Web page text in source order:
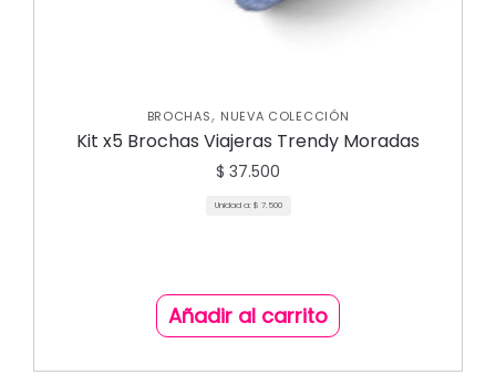
BROCHAS, NUEVA COLECCIÓN
Kit x5 Brochas Viajeras Trendy Moradas
$ 37.500
Unidad a: $ 7.500
Añadir al carrito